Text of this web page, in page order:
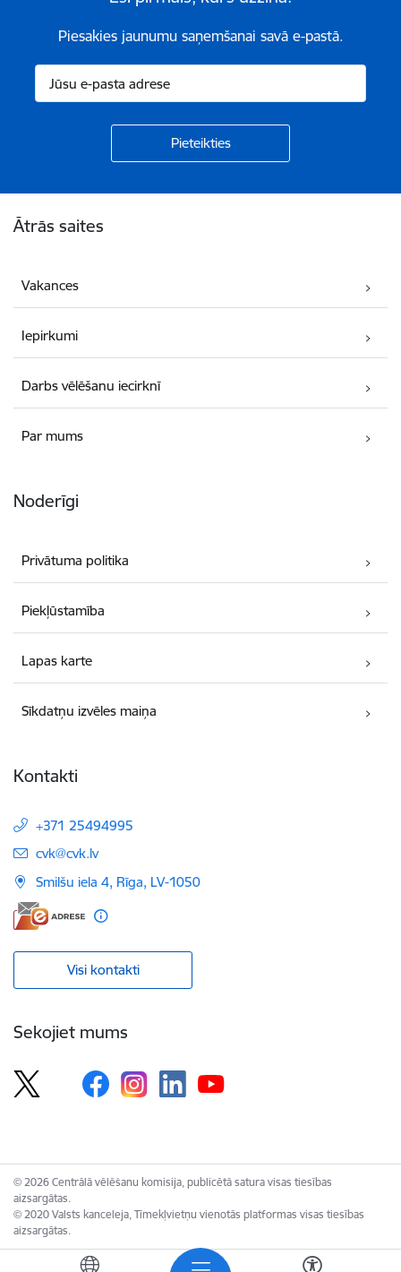
Piesakies jaunumu saņemšanai savā e-pastā.
Ātrās saites
Vakances
Iepirkumi
Darbs vēlēšanu iecirknī
Par mums
Noderīgi
Privātuma politika
Piekļūstamība
Lapas karte
Sīkdatņu izvēles maiņa
Kontakti
+371 25494995
E-pasts:
cvk@cvk.lv
Smilšu iela 4, Rīga, LV-1050
Visi kontakti
Sekojiet mums
© 2026 Centrālā vēlēšanu komisija, publicētā satura visas tiesības
aizsargātas.
© 2020 Valsts kanceleja, Tīmekļvietņu vienotās platformas visas tiesības
aizsargātas.